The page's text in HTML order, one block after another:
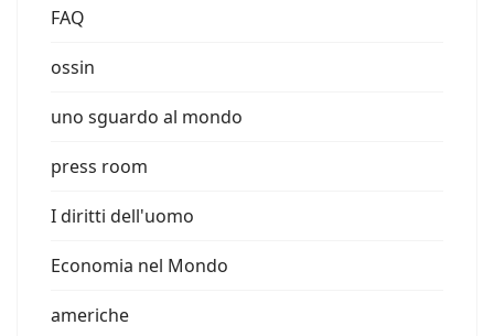
FAQ
ossin
uno sguardo al mondo
press room
I diritti dell'uomo
Economia nel Mondo
americhe